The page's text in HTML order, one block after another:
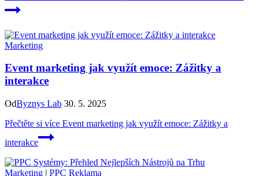
Marketing
Event marketing jak využít emoce: Zážitky a
interakce
OdByznys Lab 30. 5. 2025
Přečtěte si více Event marketing jak využít emoce: Zážitky a
interakce
Marketing | PPC Reklama